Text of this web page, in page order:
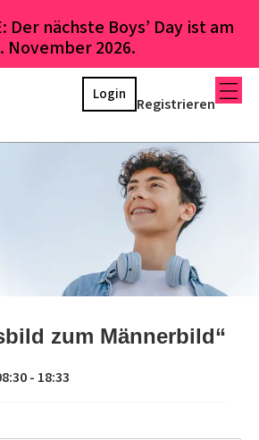
Der nächste Boys’ Day ist am
November 2026.
Registrieren
Login
zum Männerbild“
- 18:33